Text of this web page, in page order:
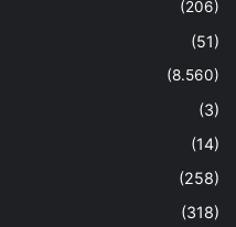
(206)
(51)
(8.560)
(3)
(14)
(258)
(318)